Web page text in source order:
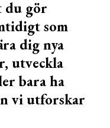
du gör
som
dig nya
utveckla
bara ha
vi utforskar